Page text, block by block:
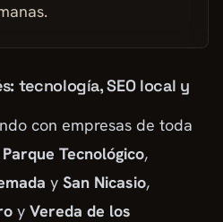
tecnología, SEO local y
con empresas de toda
Parque Tecnológico,
y San Nicasio,
y Vereda de los